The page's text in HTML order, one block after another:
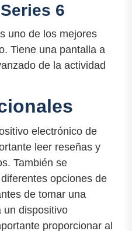
6
uno de los mejores
Tiene una pantalla a
de la actividad
electrónico de
leer reseñas y
También se
opciones de
de tomar una
un dispositivo
proporcionar al